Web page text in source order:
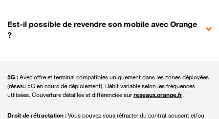
Est-il possible de revendre son mobile avec Orange
?
5G :Avec offre et terminal compatibles uniquement dans les zones déployées
(réseau 5G en cours de déploiement). Débit variable selon les fréquences
utilisées. Couverture détaillée et différenciée surreseaux.orange.fr.
Droit de rétractation :Vous pouvez vous rétracter du contrat souscrit et/ou